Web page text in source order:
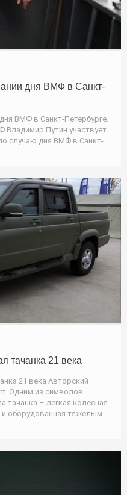
дня ВМФ в Санкт-
ВМФ в Санкт-Петербурге.
Владимир Путин участвует
случаю дня ВМФ в Санкт-
тачанка 21 века
21 века Авторский
Одним из символов
тачанка – легкая колесная
оборудованная тяжелым